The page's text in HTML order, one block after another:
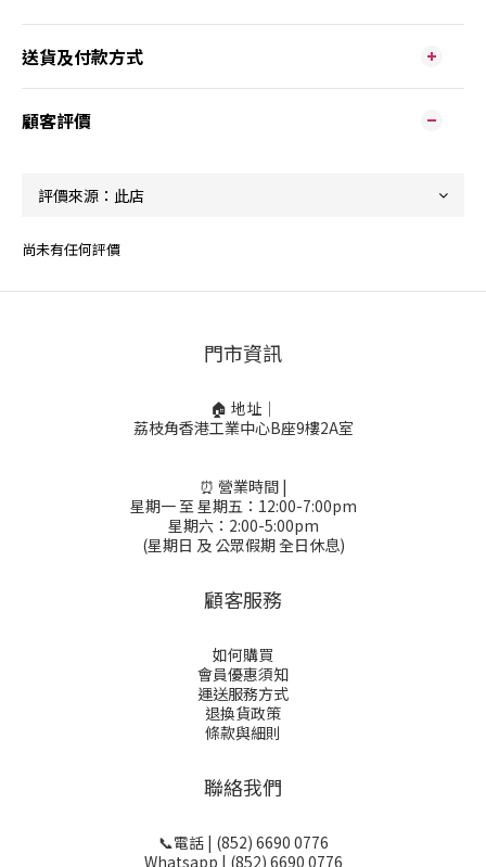
送貨及付款方式
顧客評價
尚未有任何評價
門市資訊
🏠 地址｜
荔枝角香港工業中心B座9樓2A室
⏰ 營業時間 |
星期一 至 星期五：12:00-7:00pm
星期六：2:00-5:00pm
(星期日 及 公眾假期 全日休息)
顧客服務
如何購買
會員優惠須知
運送服務方式
退換貨政策
條款與細則
聯絡我們
📞電話 | (852) 6690 0776
Whatsapp | (852) 6690 0776